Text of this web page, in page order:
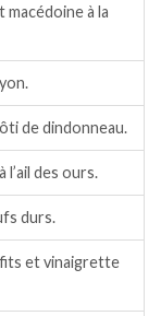
macédoine à la
de dindonneau.
l’ail des ours.
durs.
et vinaigrette